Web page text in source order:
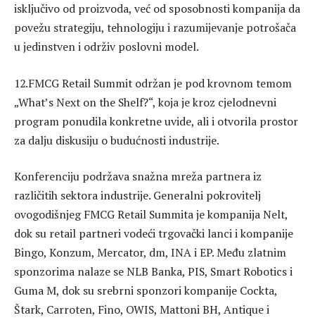
isključivo od proizvoda, već od sposobnosti kompanija da
povežu strategiju, tehnologiju i razumijevanje potrošača
u jedinstven i održiv poslovni model.
12.FMCG Retail Summit održan je pod krovnom temom
„What’s Next on the Shelf?“, koja je kroz cjelodnevni
program ponudila konkretne uvide, ali i otvorila prostor
za dalju diskusiju o budućnosti industrije.
Konferenciju podržava snažna mreža partnera iz
različitih sektora industrije. Generalni pokrovitelj
ovogodišnjeg FMCG Retail Summita je kompanija Nelt,
dok su retail partneri vodeći trgovački lanci i kompanije
Bingo, Konzum, Mercator, dm, INA i EP. Među zlatnim
sponzorima nalaze se NLB Banka, PIS, Smart Robotics i
Guma M, dok su srebrni sponzori kompanije Cockta,
Štark, Carroten, Fino, OWIS, Mattoni BH, Antique i